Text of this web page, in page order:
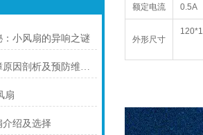
：小风扇的异响之谜
风机卡滞故障原因剖析及预防维护技巧
扇
绍及选择
额定电流 0.5A
外形尺寸
120*